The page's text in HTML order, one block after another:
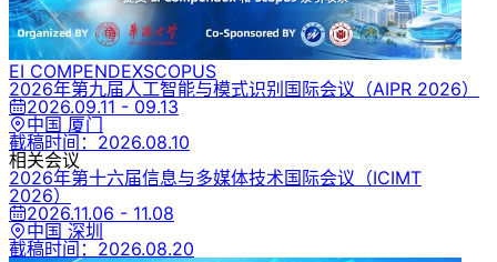
EI COMPENDEXSCOPUS
2026年第九届人工智能与模式识别国际会议 （AIPR 2026）
2026.09.11 - 09.13
中国 厦门
截稿时间： 2026.08.10
相关会议
2026年第十六届信息与多媒体技术国际会议 （ICIMT
2026）
2026.11.06 - 11.08
中国 深圳
截稿时间： 2026.08.20